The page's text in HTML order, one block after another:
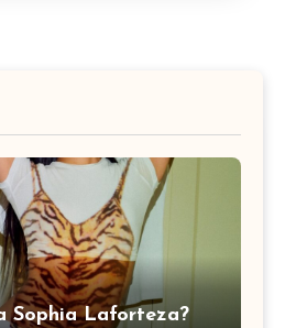
Sophia Laforteza?